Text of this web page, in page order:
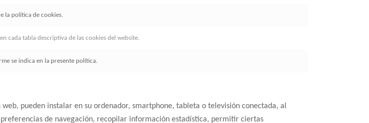
la política de cookies.
cada tabla descriptiva de las cookies del website.
se indica en la presente política.
pueden instalar en su ordenador, smartphone, tableta o televisión conectada, al
de navegación, recopilar información estadística, permitir ciertas